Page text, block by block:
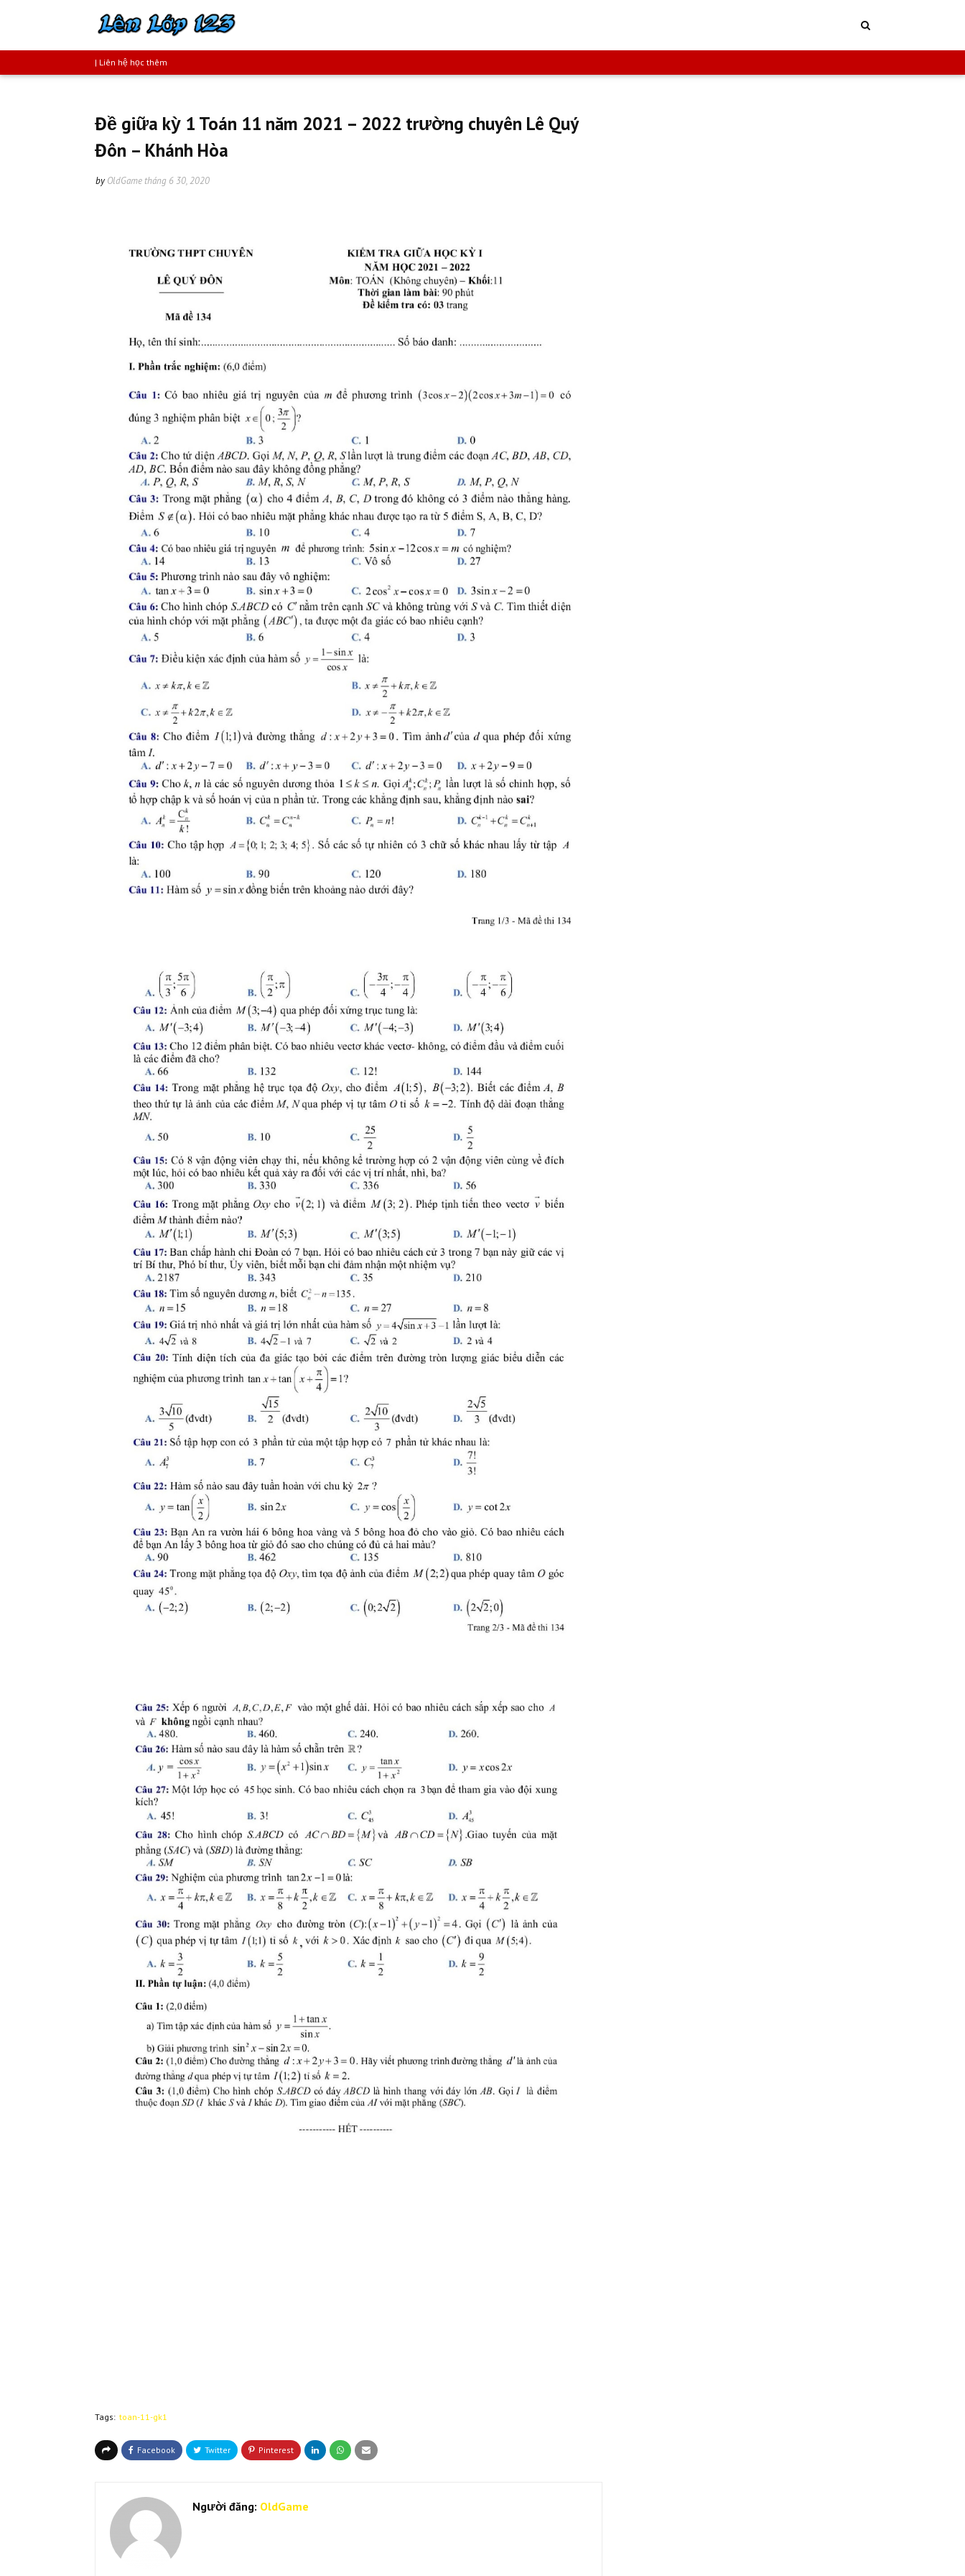
| Liên hệ học thêm
Đề giữa kỳ 1 Toán 11 năm 2021 – 2022 trường chuyên Lê Quý
Đôn – Khánh Hòa
by OldGame tháng 6 30, 2020
Tags: toan-11-gk1
Người đăng: OldGame